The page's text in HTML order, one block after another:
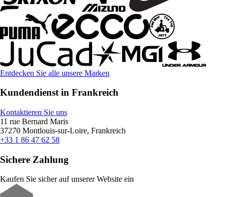
Entdecken Sie alle unsere Marken
Kundendienst in Frankreich
Kontaktieren Sie uns
11 rue Bernard Maris
37270 Montlouis-sur-Loire, Frankreich
+33 1 86 47 62 58
Sichere Zahlung
Kaufen Sie sicher auf unserer Website ein